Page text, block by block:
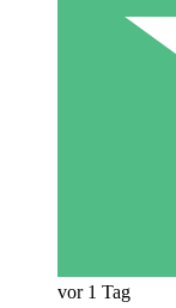
vor 1 Tag